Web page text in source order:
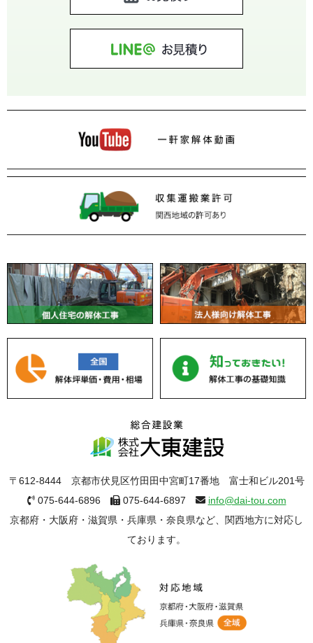
〒612-8444 京都市伏見区竹田田中宮町17番地 富士和ビル201号
075-644-6896
075-644-6897
info@dai-tou.com
京都府・大阪府・滋賀県・兵庫県・奈良県など、関西地方に対応し
ております。